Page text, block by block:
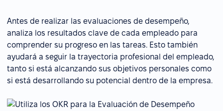
Antes de realizar las evaluaciones de desempeño,
analiza los resultados clave de cada empleado para
comprender su progreso en las tareas. Esto también
ayudará a seguir la trayectoria profesional del empleado,
tanto si está alcanzando sus objetivos personales como
si está desarrollando su potencial dentro de la empresa.